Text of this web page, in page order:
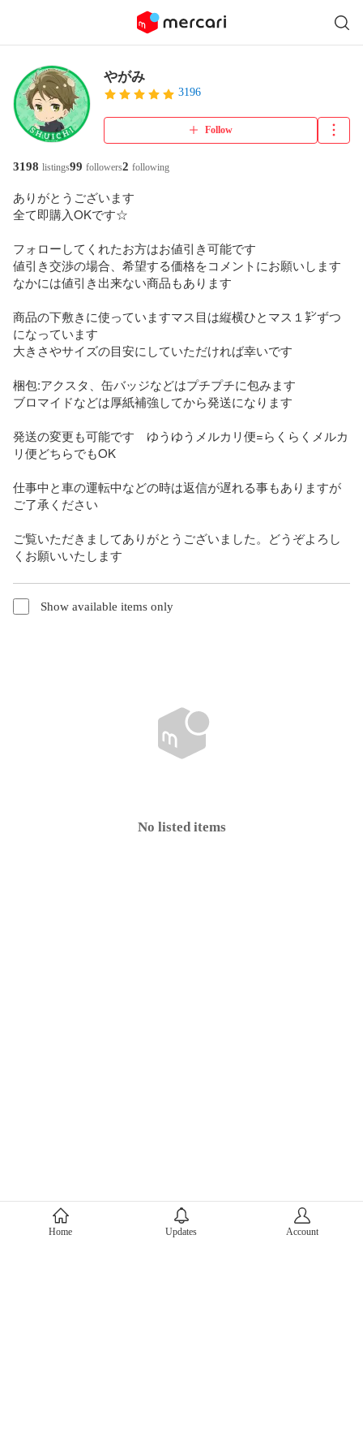
やがみ
3196
Follow
3198 listings99 followers2 following
ありがとうございます
全て即購入OKです☆
フォローしてくれたお方はお値引き可能です
値引き交渉の場合、希望する価格をコメントにお願いします
なかには値引き出来ない商品もあります
商品の下敷きに使っていますマス目は縦横ひとマス１㌢ずつ
になっています
大きさやサイズの目安にしていただければ幸いです
梱包:アクスタ、缶バッジなどはプチプチに包みます
ブロマイドなどは厚紙補強してから発送になります
発送の変更も可能です　ゆうゆうメルカリ便=らくらくメルカ
リ便どちらでもOK
仕事中と車の運転中などの時は返信が遅れる事もありますが
ご了承ください
ご覧いただきましてありがとうございました。どうぞよろし
くお願いいたします
Show available items only
No listed items
About Mercari
Corporate Site
Home Updates Account